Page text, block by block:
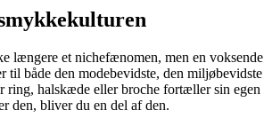
længere et nichefænomen, men en voksende
til både den modebevidste, den miljøbevidste
ring, halskæde eller broche fortæller sin egen
den, bliver du en del af den.